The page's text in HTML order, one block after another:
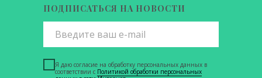
Я даю согласие на обработку персональных данных в
соответствии с Политикой обработки персональных
ПОДПИСАТЬСЯ НА НОВОСТИ